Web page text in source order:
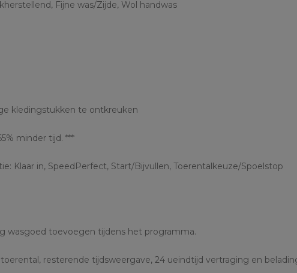
Fijne was/Zijde, Wol handwas
kledingstukken te ontkreuken
minder tijd. ***
Klaar in, SpeedPerfect, Start/Bijvullen, Toerentalkeuze/Spoelstop
wasgoed toevoegen tijdens het programma.
resterende tijdsweergave, 24 ueindtijd vertraging en